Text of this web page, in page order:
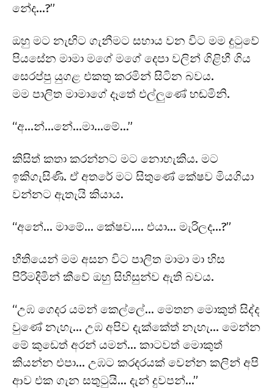
නේද…?”
ඔහු මට නැඟිට ගැනීමට සහාය වන විට මම දුටුවේ
පියසේන මාමා මගේ මගේ දෙපා වලින් ගිළිහී ගිය
සෙරප්පු යුගළ එකතු කරමින් සිටින බවය.
මම පාලිත මාමාගේ දෑතේ එල්ලුණේ හඬමිනි.
“අ…න්…නේ…මා…මේ…”
කිසිත් කතා කරන්නට මට නොහැකිය. මට
ඉකිගැසිණි. ඒ අතරේ මට සිතුණේ කේෂව මියගියා
වන්නට ඇතැයි කියාය.
“අනේ… මාමේ… කේෂව…. එයා… මැරිලද…?”
භීතියෙන් මම අසන විට පාලිත මාමා මා හිස
පිරිමදිමින් කීවේ ඔහු සිහිසුන්ව ඇති බවය.
“උඹ ගෙදර යමන් කෙල්ලේ… මෙතන මොකුත් සිද්ද
වුණේ නැහැ… උඹ අපිව දැක්කේත් නැහැ… මෙන්න
මේ කුඩෙත් අරන් යමන්… කාටවත් මොකුත්
කියන්න එපා… උඹට කරදරයක් වෙන්න කලින් අපි
ආව එක ගැන සතුටුයි… දැන් දුවපන්…”